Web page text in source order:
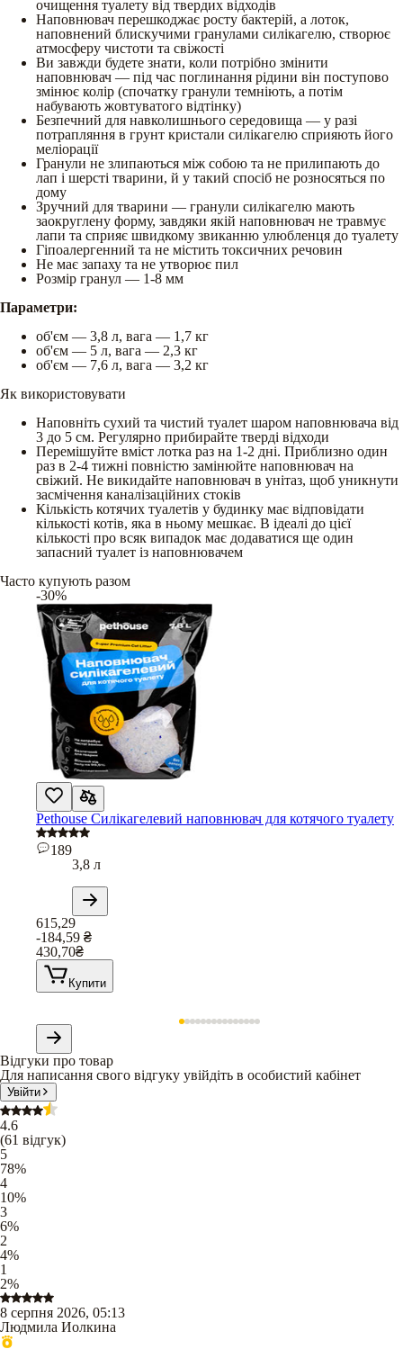
очищення туалету від твердих відходів
Наповнювач перешкоджає росту бактерій, а лоток,
наповнений блискучими гранулами силікагелю, створює
атмосферу чистоти та свіжості
Ви завжди будете знати, коли потрібно змінити
наповнювач — під час поглинання рідини він поступово
змінює колір (спочатку гранули темніють, а потім
набувають жовтуватого відтінку)
Безпечний для навколишнього середовища — у разі
потрапляння в грунт кристали силікагелю сприяють його
меліорації
Гранули не злипаються між собою та не прилипають до
лап і шерсті тварини, й у такий спосіб не розносяться по
дому
Зручний для тварини — гранули силікагелю мають
заокруглену форму, завдяки якій наповнювач не травмує
лапи та сприяє швидкому звиканню улюбленця до туалету
Гіпоалергенний та не містить токсичних речовин
Не має запаху та не утворює пил
Розмір гранул — 1-8 мм
Параметри:
об'єм — 3,8 л, вага — 1,7 кг
об'єм — 5 л, вага — 2,3 кг
об'єм — 7,6 л, вага — 3,2 кг
Як використовувати
Наповніть сухий та чистий туалет шаром наповнювача від
3 до 5 см. Регулярно прибирайте тверді відходи
Перемішуйте вміст лотка раз на 1-2 дні. Приблизно один
раз в 2-4 тижні повністю замінюйте наповнювач на
свіжий. Не викидайте наповнювач в унітаз, щоб уникнути
засмічення каналізаційних стоків
Кількість котячих туалетів у будинку має відповідати
кількості котів, яка в ньому мешкає. В ідеалі до цієї
кількості про всяк випадок має додаватися ще один
запасний туалет із наповнювачем
Часто купують разом
-30%
Pethouse Силікагелевий наповнювач для котячого туалету
189
3,8 л
615,29
-184,59 ₴
430,70₴
Купити
Відгуки про товар
Для написання свого відгуку увійдіть в особистий кабінет
Увійти
4.6
(61 відгук)
5
78%
4
10%
3
6%
2
4%
1
2%
8 серпня 2026, 05:13
Людмила Иолкина